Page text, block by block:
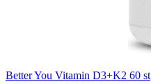
Better You Vitamin D3+K2 60 st